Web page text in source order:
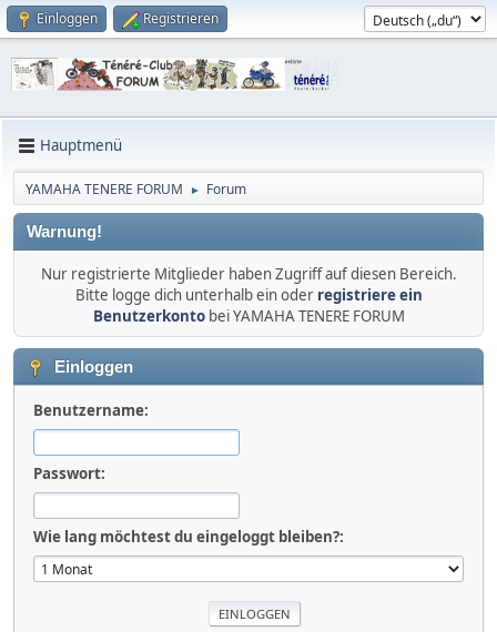
Einloggen Registrieren
Hauptmenü
YAMAHA TENERE FORUM ► Forum
Warnung!
Nur registrierte Mitglieder haben Zugriff auf diesen Bereich.
Bitte logge dich unterhalb ein oder registriere ein
Benutzerkontobei YAMAHA TENERE FORUM
Einloggen
Benutzername:
Passwort:
Wie lang möchtest du eingeloggt bleiben?: